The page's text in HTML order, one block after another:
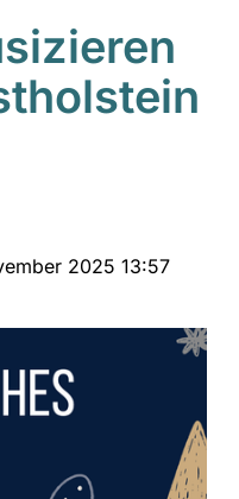
2025 13:57